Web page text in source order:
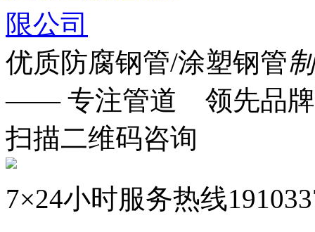
优质防腐钢管/涂塑钢管
—— 专注管道 领先品
扫描二维码咨询
7×24小时服务热线